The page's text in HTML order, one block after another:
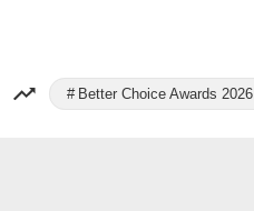
Better Choice Awards 2026